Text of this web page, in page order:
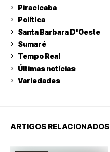
Piracicaba
Política
Santa Barbara D'Oeste
Sumaré
Tempo Real
Últimas notícias
Variedades
ARTIGOS RELACIONADOS